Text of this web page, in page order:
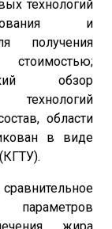
технологий
и
получения
обзор
технологий
области
в виде